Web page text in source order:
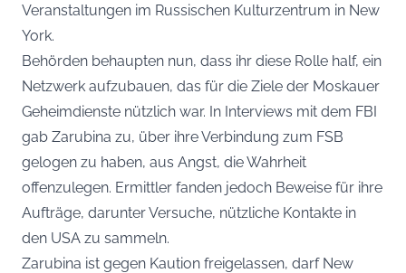
Veranstaltungen im Russischen Kulturzentrum in New
York.
Behörden behaupten nun, dass ihr diese Rolle half, ein
Netzwerk aufzubauen, das für die Ziele der Moskauer
Geheimdienste nützlich war. In Interviews mit dem FBI
gab Zarubina zu, über ihre Verbindung zum FSB
gelogen zu haben, aus Angst, die Wahrheit
offenzulegen. Ermittler fanden jedoch Beweise für ihre
Aufträge, darunter Versuche, nützliche Kontakte in
den USA zu sammeln.
Zarubina ist gegen Kaution freigelassen, darf New